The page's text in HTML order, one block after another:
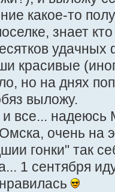
какое-то
знает
красивые
но на днях
выложу.
все...
очень на
гонки" так
1 сентября